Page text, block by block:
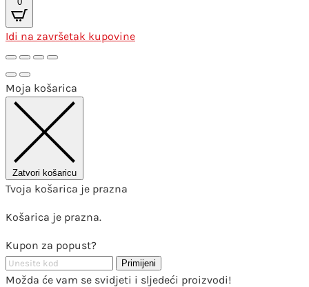
Idi na završetak kupovine
Moja košarica
Zatvori košaricu
Tvoja košarica je prazna
Košarica je prazna.
Kupon za popust?
Primijeni
Možda će vam se svidjeti i sljedeći proizvodi!